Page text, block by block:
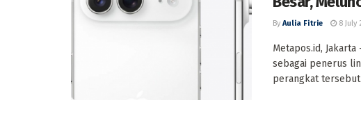
By Aulia Fitrie 8 July
Metapos.id,
sebagai penerus
perangkat tersebut